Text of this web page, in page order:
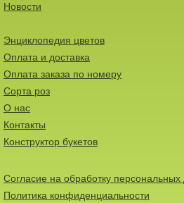
Новости
Энциклопедия цветов
Оплата и доставка
Оплата заказа по номеру
Сорта роз
О нас
Контакты
Конструктор букетов
Согласие на обработку
Политика конфиденциальности